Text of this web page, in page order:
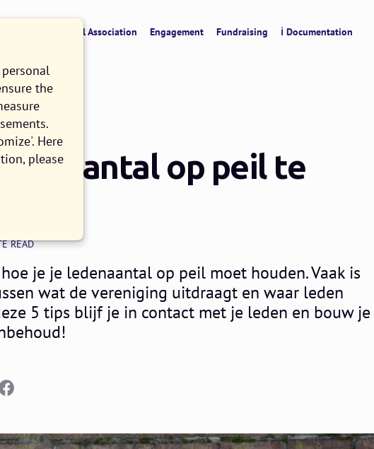
the
Here
please
Digital Association Engagement Fundraising ℹ Documentation
op peil te
READ
je je ledenaantal op peil moet houden. Vaak is
wat de vereniging uitdraagt en waar leden
5 tips blijf je in contact met je leden en bouw je
Facebook